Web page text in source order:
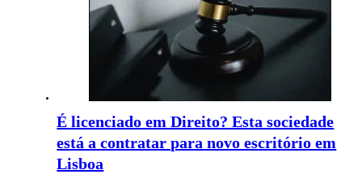
É licenciado em Direito? Esta sociedade
está a contratar para novo escritório em
Lisboa